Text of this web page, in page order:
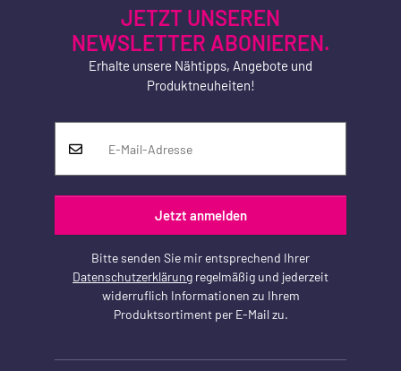
JETZT UNSEREN
NEWSLETTER ABONIEREN.
Erhalte unsere Nähtipps, Angebote und
Produktneuheiten!
Jetzt anmelden
Bitte senden Sie mir entsprechend Ihrer
Datenschutzerklärung regelmäßig und jederzeit
widerruflich Informationen zu Ihrem
Produktsortiment per E-Mail zu.